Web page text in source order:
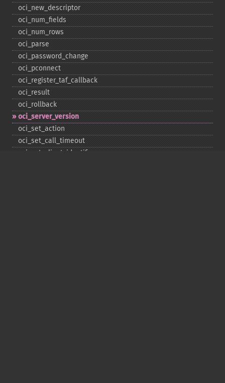
oci_​new_​descriptor
oci_​num_​fields
oci_​num_​rows
oci_​parse
oci_​password_​change
oci_​pconnect
oci_​register_​taf_​callback
oci_​result
oci_​rollback
oci_​server_​version
oci_​set_​action
oci_​set_​call_​timeout
oci_​set_​client_​identifier